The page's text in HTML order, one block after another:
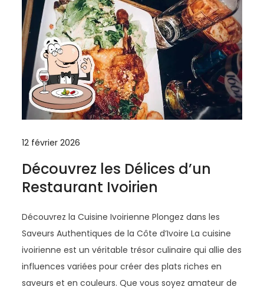
12 février 2026
Découvrez les Délices d’un
Restaurant Ivoirien
Découvrez la Cuisine Ivoirienne Plongez dans les
Saveurs Authentiques de la Côte d’Ivoire La cuisine
ivoirienne est un véritable trésor culinaire qui allie des
influences variées pour créer des plats riches en
saveurs et en couleurs. Que vous soyez amateur de